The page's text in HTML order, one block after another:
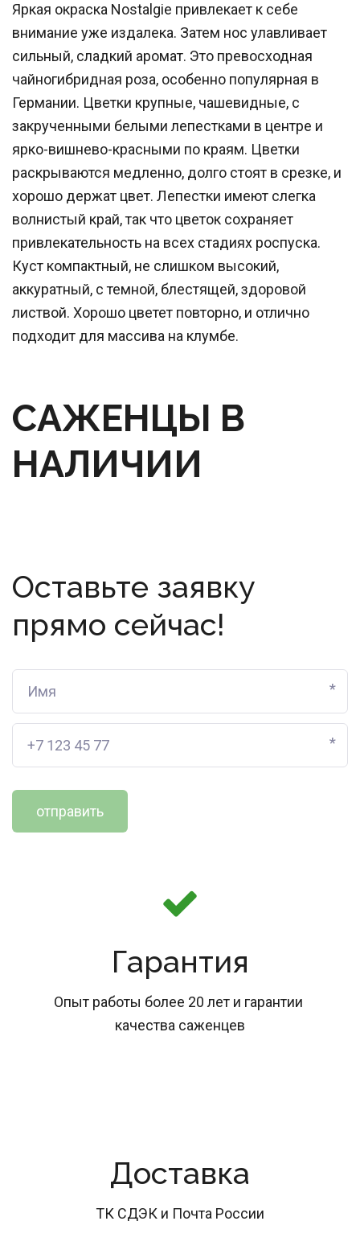
Яркая окраска Nostalgie привлекает к себе
внимание уже издалека. Затем нос улавливает
сильный, сладкий аромат. Это превосходная
чайногибридная роза, особенно популярная в
Германии. Цветки крупные, чашевидные, с
закрученными белыми лепестками в центре и
ярко-вишнево-красными по краям. Цветки
раскрываются медленно, долго стоят в срезке, и
хорошо держат цвет. Лепестки имеют слегка
волнистый край, так что цветок сохраняет
привлекательность на всех стадиях роспуска.
Куст компактный, не слишком высокий,
аккуратный, с темной, блестящей, здоровой
листвой. Хорошо цветет повторно, и отлично
подходит для массива на клумбе.
САЖЕНЦЫ В
НАЛИЧИИ
Оставьте заявку
прямо сейчас!
*
*
отправить
Гарантия
Опыт работы более 20 лет и гарантии
качества саженцев
Доставка
ТК СДЭК и Почта России